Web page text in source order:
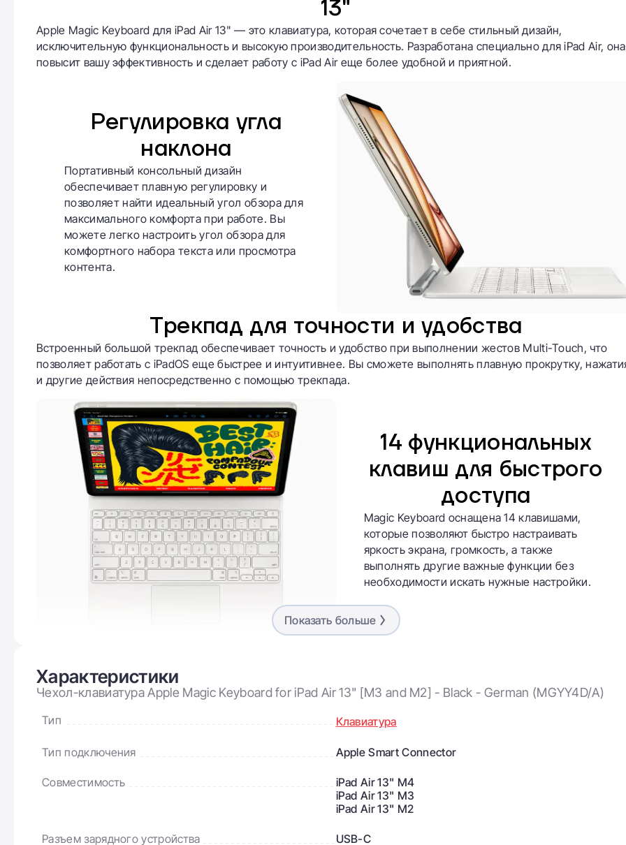
13"
Apple Magic Keyboard для iPad Air 13" — это клавиатура, которая сочетает в себе стильный дизайн,
исключительную функциональность и высокую производительность. Разработана специально для iPad Air, она
повысит вашу эффективность и сделает работу с iPad Air еще более удобной и приятной.
Регулировка угла
наклона
Портативный консольный дизайн
обеспечивает плавную регулировку и
позволяет найти идеальный угол обзора для
максимального комфорта при работе. Вы
можете легко настроить угол обзора для
комфортного набора текста или просмотра
контента.
Трекпад для точности и удобства
Встроенный большой трекпад обеспечивает точность и удобство при выполнении жестов Multi-Touch, что
позволяет работать с iPadOS еще быстрее и интуитивнее. Вы сможете выполнять плавную прокрутку,
и другие действия непосредственно с помощью трекпада.
14 функциональных
клавиш для быстрого
доступа
Magic Keyboard оснащена 14 клавишами,
которые позволяют быстро настраивать
яркость экрана, громкость, а также
выполнять другие важные функции без
необходимости искать нужные настройки.
Беспроводное подключение через Smart Connector
по Bluetooth. Просто поставьте планшет на клавиатуру, и она мгновенно подключится, передавая данные и
питание.
USB-C для зарядки
Magic Keyboard имеет разъем USB-C, что позволяет удобно заряжать iPad Air, не занимая основной порт для
Стильный и защищенный
материалов. Она также выполняет функцию чехла, защищая переднюю и заднюю части вашего iPad Air во
Показать больше
Характеристики
Чехол-клавиатура Apple Magic Keyboard for iPad Air 13" [M3 and M2] - Black - German (MGYY4D/A)
Тип Клавиатура
Тип подключения Apple Smart Connector
Совместимость
iPad Air 13" M4
iPad Air 13" M3
iPad Air 13" M2
Разъем зарядного устройства USB-C